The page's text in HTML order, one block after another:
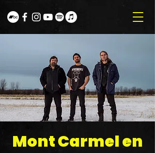
Mont Carmel en